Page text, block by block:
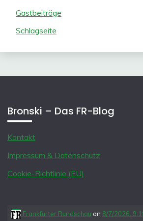
Gastbeiträge
Schlagseite
Bronski – Das FR-Blog
Kontakt
Impressum & Datenschutz
Cookie-Richtlinie (EU)
Frankfurter Rundschau on 8/7/2026,